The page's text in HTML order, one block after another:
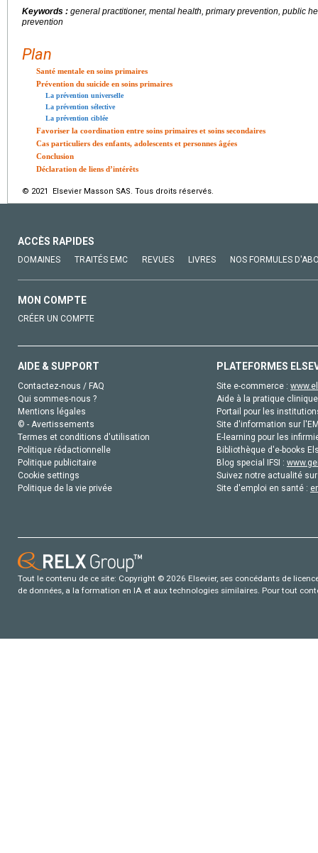
Keywords : general practitioner, mental health, primary prevention, public
prevention
Plan
Santé mentale en soins primaires
Prévention du suicide en soins primaires
La prévention universelle
La prévention sélective
La prévention ciblée
Favoriser la coordination entre soins primaires et soins secondaires
Cas particuliers des enfants, adolescents et personnes âgées
Conclusion
Déclaration de liens d’intérêts
© 2021 Elsevier Masson SAS. Tous droits réservés.
ACCÈS RAPIDES
DOMAINES TRAITÉS EMC REVUES LIVRES NOS FORMULES
MON COMPTE
CRÉER UN COMPTE
AIDE & SUPPORT
Contactez-nous / FAQ
Qui sommes-nous ?
Mentions légales
© - Avertissements
Termes et conditions d'utilisation
Politique rédactionnelle
Politique publicitaire
Cookie settings
Politique de la vie privée
PLATEFORMES
Site e-commerce :
Aide à la pratique
Portail pour les
Site d'information sur
E-learning pour les
Bibliothèque d'e-books
Blog special IFSI :
Suivez notre actualité
Site d'emploi en santé :
Tout le contenu de ce site: Copyright © 2026 Elsevier, ses concédants de
de données, a la formation en IA et aux technologies similaires. Pour tout